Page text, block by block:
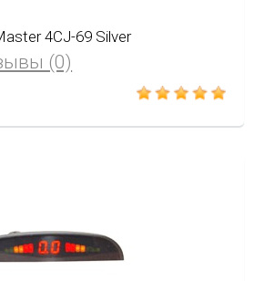
4CJ-69 Silver
(0)